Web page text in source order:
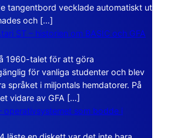
tangentbord vecklade automatiskt ut
och […]
ST – historien om BASIC och GFA
1960-talet för att göra
för vanliga studenter och blev
språket i miljontals hemdatorer. På
vidare av GFA […]
operativsystemet som bodde i